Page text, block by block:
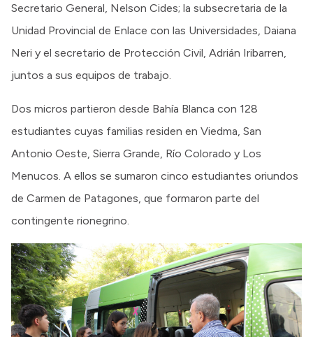
Secretario General, Nelson Cides; la subsecretaria de la
Unidad Provincial de Enlace con las Universidades, Daiana
Neri y el secretario de Protección Civil, Adrián Iribarren,
juntos a sus equipos de trabajo.
Dos micros partieron desde Bahía Blanca con 128
estudiantes cuyas familias residen en Viedma, San
Antonio Oeste, Sierra Grande, Río Colorado y Los
Menucos. A ellos se sumaron cinco estudiantes oriundos
de Carmen de Patagones, que formaron parte del
contingente rionegrino.